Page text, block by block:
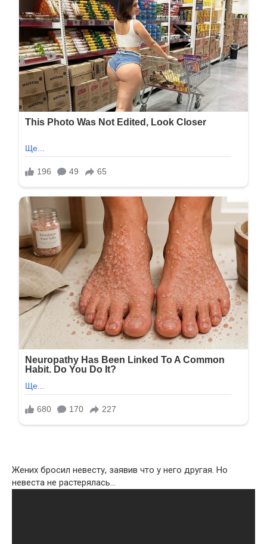
Жених бросил невесту, заявив что у него другая. Но
невеста не растерялась…